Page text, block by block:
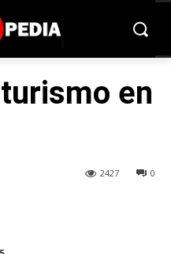
en
0
2427